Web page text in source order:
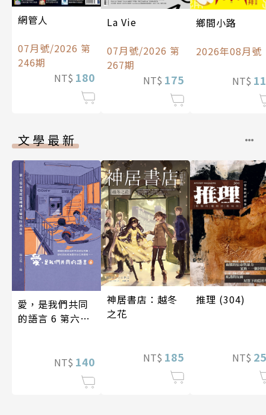
網管人
07月號/2026 第
246期
NT$ 180
La Vie
07月號/2026 第
267期
NT$ 175
鄉間小路
2026年08月號
NT$
文學最新
愛，是我們共同
的語言 6 第六屆
NT$ 140
神居書店：越冬
之花
NT$ 185
推理 (304)
NT$